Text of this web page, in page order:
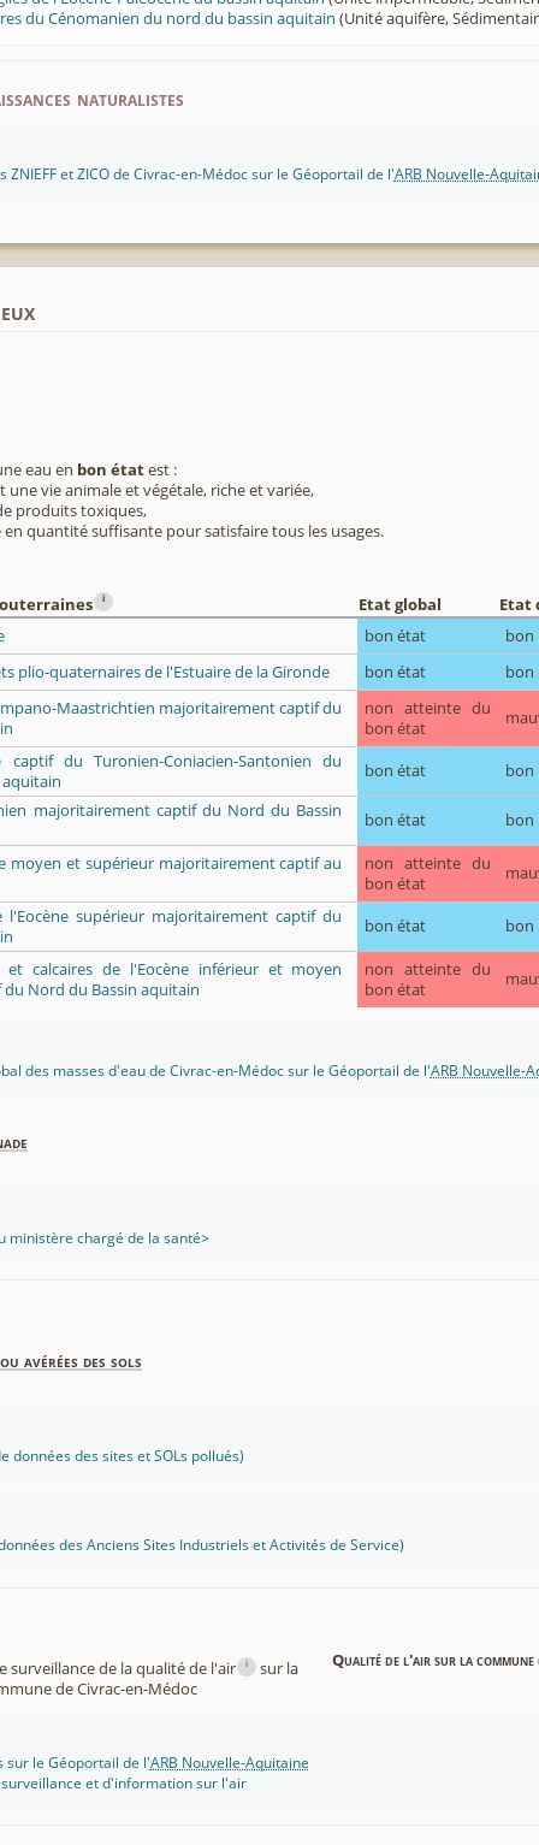
du Cénomanien du nord du bassin aquitain (Unité aquifère,
naturalistes
ZNIEFF et ZICO de Civrac-en-Médoc sur le Géoportail de l'ARB Nouvelle-
eau en bon étatest :
une vie animale et végétale, riche et variée,
produits toxiques,
quantité suffisante pour satisfaire tous les usages.
i Etat global
Etat
bon état
bon
plio-quaternaires de l'Estuaire de la Gironde
bon état
bon
Maastrichtien majoritairement captif du
non atteinte du
bon état
captif du Turonien-Coniacien-Santonien du
bon état
bon
majoritairement captif du Nord du Bassin
bon état bon
moyen et supérieur majoritairement captif au
non atteinte du
bon état
l'Eocène supérieur majoritairement captif du
bon état bon
et calcaires de l'Eocène inférieur et moyen
Nord du Bassin aquitain
non atteinte du
bon état
des masses d'eau de Civrac-en-Médoc sur le Géoportail de l'ARB Nouvelle-
ministère chargé de la santé>
avérées des sols
données des sites et SOLs pollués)
des Anciens Sites Industriels et Activités de Service)
surveillance de la qualité de l'air i
sur la
de Civrac-en-Médoc
Qualité de l'air sur la commune
sur le Géoportail de l'ARB Nouvelle-Aquitaine
surveillance et d'information sur l'air